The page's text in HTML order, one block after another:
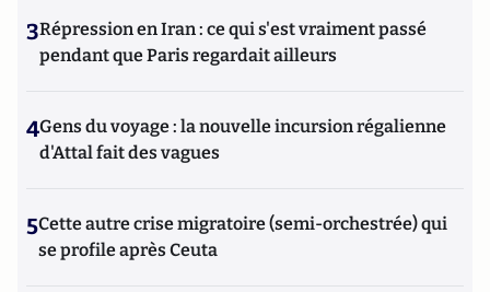
3Répression en Iran : ce qui s'est vraiment passé
pendant que Paris regardait ailleurs
4Gens du voyage : la nouvelle incursion régalienne
d'Attal fait des vagues
5Cette autre crise migratoire (semi-orchestrée) qui
se profile après Ceuta